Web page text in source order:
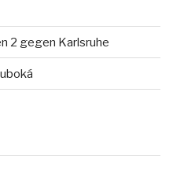
2 gegen Karlsruhe